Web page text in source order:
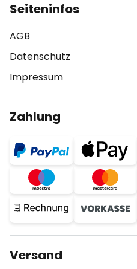
Seiteninfos
AGB
Datenschutz
Impressum
Zahlung
Versand